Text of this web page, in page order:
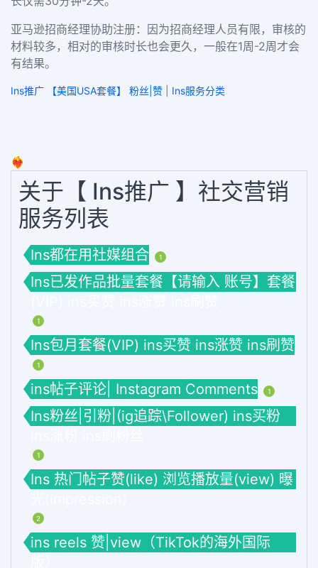
亚马逊招商经理协助注册：因为招商经理人员有限，审核的
材料较多，相对的审核时长也会更久，一般在1周-2周才会
有结果。
Ins推广 【美国USA套餐】 粉丝|赞 Ins服务分类
❤️‍🔥
关于【 Ins推广 】社交营销
服务列表
Ins都在用社媒组合 1
Ins已发作品批量套餐【请输入 账号】套餐
1
Ins包月套餐(VIP) ins买赞 ins涨赞 ins刷赞
1
ins帖子评论| Instagram Comments 1
Ins粉丝|引粉|(ig追踪\Follower) ins买粉
1
Ins 热门帖子赞(like) 浏览播放量(view) 曝
2
ins reels 赞|view（TikTok的海外国际